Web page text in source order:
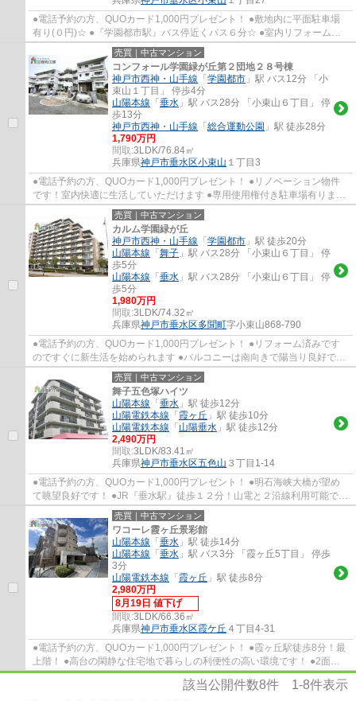
●電話予約の方、QUOカード1,000円プレゼント！ ●敷地内に平面駐車場
有り(０円)☆ ●『学園都市駅』バス停近くバス６分☆ ●室内リフォーム済
みで綺麗です！ ●バルコニーは東南とキッチン横...
売買｜中古マンション
コンフォール学園緑が丘第２団地２８号棟
神戸市西神・山手線 「学園都市 」駅 バス12分 「小
束山１丁目」 停歩4分
山陽本線 「垂水 」駅 バス28分 「小束山６丁目」 停
歩13分
神戸市西神・山手線 「総合運動公園 」駅 徒歩28分
1,790万円
間取:3LDK/76.84㎡
兵庫県神戸市垂水区小束山 １丁目3
●電話予約の方、QUOカード1,000円プレゼント！ ●リノベーション物件
です！室内快適に生活していただけます ●専用使用権付き駐車場有ります
☆ ●南東向きで陽当り良好ですよ ●各居室に収...
売買｜中古マンション
カルム学園緑が丘
神戸市西神・山手線 「学園都市 」駅 徒歩20分
山陽本線 「舞子 」駅 バス28分 「小束山６丁目」 停
歩5分
山陽本線 「垂水 」駅 バス28分 「小束山６丁目」 停
歩5分
1,980万円
間取:3LDK/74.32㎡
兵庫県神戸市垂水区多聞町字小束山868-790
●電話予約の方、QUOカード1,000円プレゼント！ ●リフォーム済みです
のですぐに新生活を始められます ●バルコニーは南向きで陽当り良好です
●家事を楽にする時短動線で快適です ●小束山...
売買｜中古マンション
舞子五色塚ハイツ
山陽本線 「垂水 」駅 徒歩12分
山陽電鉄本線 「霞ヶ丘 」駅 徒歩10分
山陽電鉄本線 「山陽垂水 」駅 徒歩12分
2,490万円
間取:3LDK/83.41㎡
兵庫県神戸市垂水区五色山 ３丁目1-14
●電話予約の方、QUOカード1,000円プレゼント！ ●明石海峡大橋が望め
て眺望良好です！ ●JR『垂水駅』徒歩１２分！山電と２沿線利用可能で
す！通勤通学に便利です ●リノベーション物件で...
売買｜中古マンション
ワコーレ霞ヶ丘景彩館
山陽本線 「垂水 」駅 徒歩14分
山陽本線 「垂水 」駅 バス3分 「霞ヶ丘5丁目」 停歩
3分
山陽電鉄本線 「霞ヶ丘 」駅 徒歩8分
2,980万円
8月19日 値下げ
間取:3LDK/66.36㎡
兵庫県神戸市垂水区霞ケ丘 ４丁目4-31
●電話予約の方、QUOカード1,000円プレゼント！ ●霞ヶ丘駅徒歩8分！最
上階！ ●高台の閑静な住宅地で暮らしの利便性の高い環境です！ ●2面バ
ルコニーからは明石海峡大橋が一望できます！...
該当公開件数8件 1-8件表示